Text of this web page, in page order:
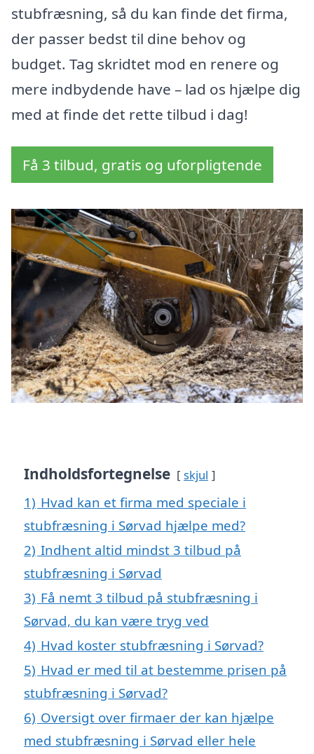
stubfræsning, så du kan finde det firma,
der passer bedst til dine behov og
budget. Tag skridtet mod en renere og
mere indbydende have – lad os hjælpe dig
med at finde det rette tilbud i dag!
Få 3 tilbud, gratis og uforpligtende
Indholdsfortegnelse skjul
1) Hvad kan et firma med speciale i
stubfræsning i Sørvad hjælpe med?
2) Indhent altid mindst 3 tilbud på
stubfræsning i Sørvad
3) Få nemt 3 tilbud på stubfræsning i
Sørvad, du kan være tryg ved
4) Hvad koster stubfræsning i Sørvad?
5) Hvad er med til at bestemme prisen på
stubfræsning i Sørvad?
6) Oversigt over firmaer der kan hjælpe
med stubfræsning i Sørvad eller hele